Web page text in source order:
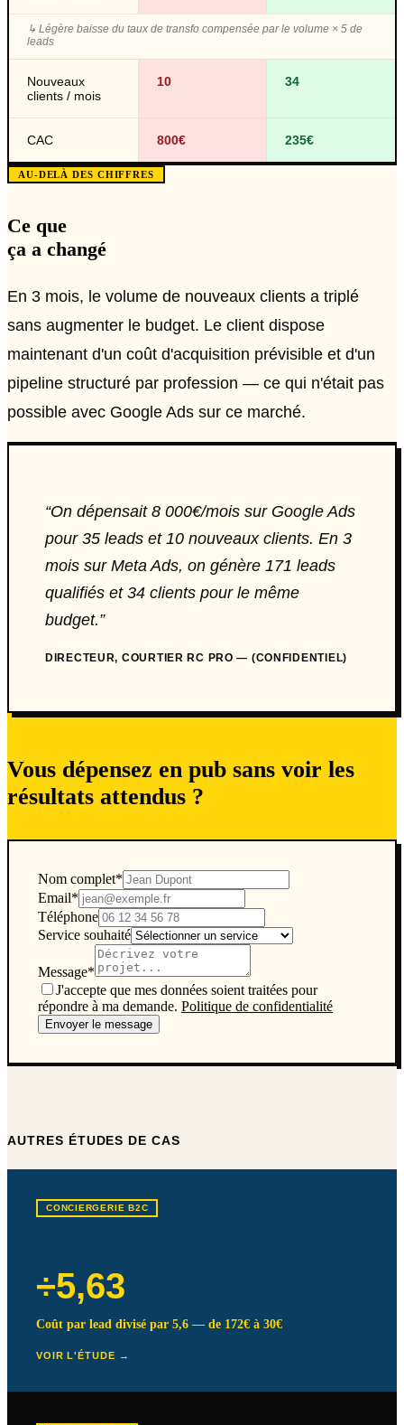
↳ Légère baisse du taux de transfo compensée par le volume × 5 de
leads
Nouveaux
clients / mois
10 34
CAC 800€ 235€
AU-DELÀ DES CHIFFRES
Ce que
ça a changé
En 3 mois, le volume de nouveaux clients a triplé
sans augmenter le budget. Le client dispose
maintenant d'un coût d'acquisition prévisible et d'un
pipeline structuré par profession — ce qui n'était pas
possible avec Google Ads sur ce marché.
“On dépensait 8 000€/mois sur Google Ads
pour 35 leads et 10 nouveaux clients. En 3
mois sur Meta Ads, on génère 171 leads
qualifiés et 34 clients pour le même
budget.”
DIRECTEUR, COURTIER RC PRO — (CONFIDENTIEL)
Vous dépensez en pub sans voir les
résultats attendus ?
Nom complet*
Email*
Téléphone
Service souhaité
Message*
J'accepte que mes données soient traitées pour
répondre à ma demande. Politique de confidentialité
Envoyer le message
AUTRES ÉTUDES DE CAS
CONCIERGERIE B2C
÷5,63
Coût par lead divisé par 5,6 — de 172€ à 30€
VOIR L'ÉTUDE →